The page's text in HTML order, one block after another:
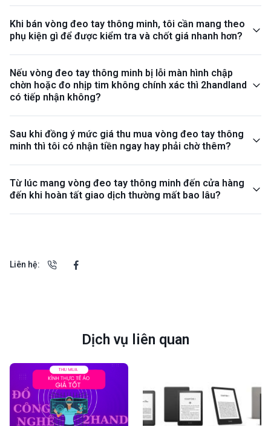
Khi bán vòng đeo tay thông minh, tôi cần mang theo
phụ kiện gì để được kiểm tra và chốt giá nhanh hơn?
Nếu vòng đeo tay thông minh bị lỗi màn hình chập
chờn hoặc đo nhịp tim không chính xác thì 2handland
có tiếp nhận không?
Sau khi đồng ý mức giá thu mua vòng đeo tay thông
minh thì tôi có nhận tiền ngay hay phải chờ thêm?
Từ lúc mang vòng đeo tay thông minh đến cửa hàng
đến khi hoàn tất giao dịch thường mất bao lâu?
Liên hệ:
Dịch vụ liên quan